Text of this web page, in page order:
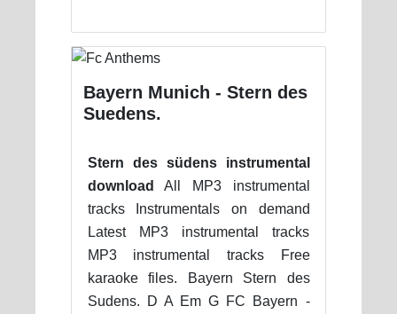
Bayern Munich - Stern des
Suedens.
Stern des südens instrumental
download
All MP3 instrumental
tracks Instrumentals on demand
Latest MP3 instrumental tracks
MP3 instrumental tracks Free
karaoke files. Bayern Stern des
Sudens. D A Em G FC Bayern -